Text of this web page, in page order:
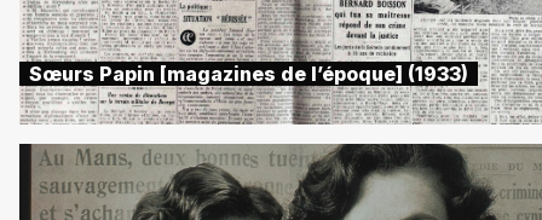
Sœurs Papin [magazines de l’époque] (1933)